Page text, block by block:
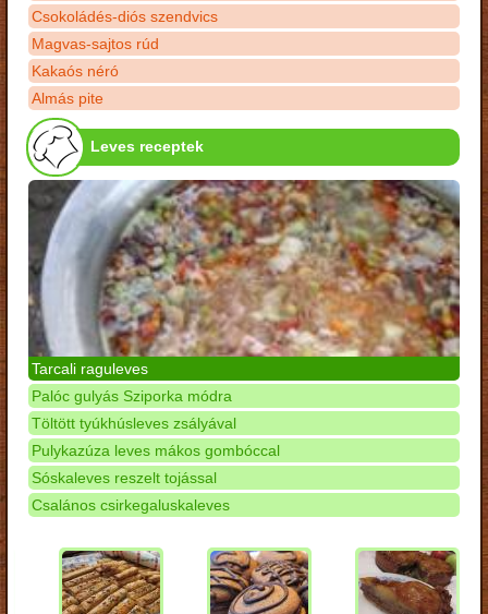
Csokoládés-diós szendvics
Magvas-sajtos rúd
Kakaós néró
Almás pite
Leves receptek
Tarcali raguleves
Palóc gulyás Sziporka módra
Töltött tyúkhúsleves zsályával
Pulykazúza leves mákos gombóccal
Sóskaleves reszelt tojással
Csalános csirkegaluskaleves